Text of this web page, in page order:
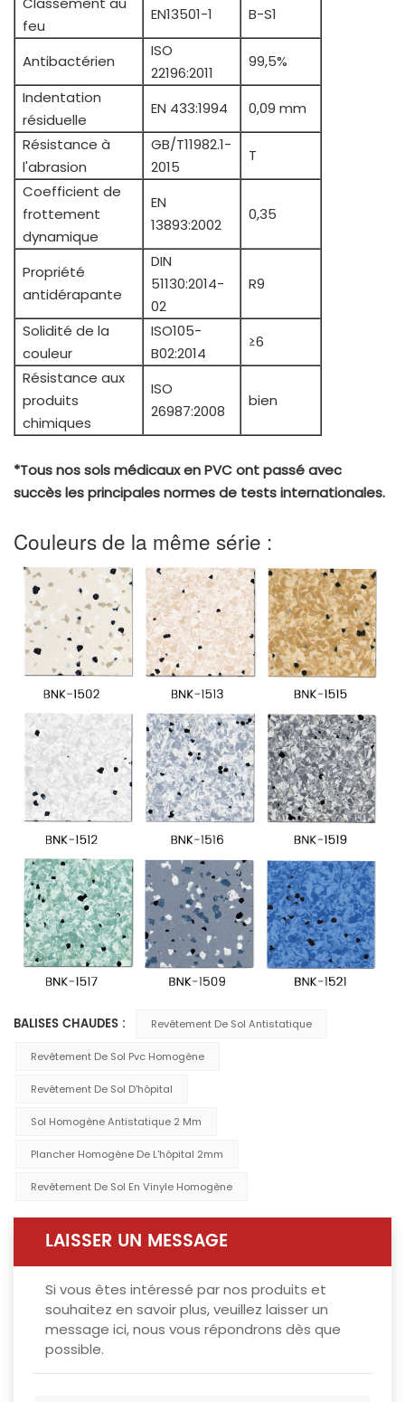
feu
EN13501-1 B-S1
Antibactérien
ISO
22196:2011
99,5%
Indentation
résiduelle
EN 433:1994
0,09 mm
Résistance à
l'abrasion
GB/T11982.1-
2015
T
Coefficient de
frottement
dynamique
EN
13893:2002
0,35
Propriété
antidérapante
DIN
51130:2014-
02
R9
Solidité de la
couleur
ISO105-
B02:2014
≥6
Résistance aux
produits
chimiques
ISO
26987:2008
bien
*Tous nos sols médicaux en PVC ont passé avec
succès les principales normes de tests internationales.
Couleurs de la même série :
BALISES CHAUDES : Revêtement De Sol Antistatique
Revêtement De Sol Pvc Homogène
Revêtement De Sol D'hôpital
Sol Homogène Antistatique 2 Mm
Plancher Homogène De L'hôpital 2mm
Revêtement De Sol En Vinyle Homogène
LAISSER UN MESSAGE
Si vous êtes intéressé par nos produits et
souhaitez en savoir plus, veuillez laisser un
message ici, nous vous répondrons dès que
possible.